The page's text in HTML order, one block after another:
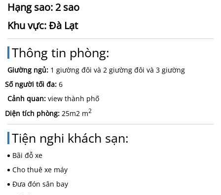
Hạng sao: 2 sao
Khu vực:Đà Lạt
Thông tin phòng:
Giường ngủ: 1 giường đôi và 2 giường đôi và 3 giường
Số người tối đa: 6
Cảnh quan: view thành phố
Diện tích phòng: 25m2 m2
Tiện nghi khách sạn:
Bãi đỗ xe
Cho thuê xe máy
Đưa đón sân bay